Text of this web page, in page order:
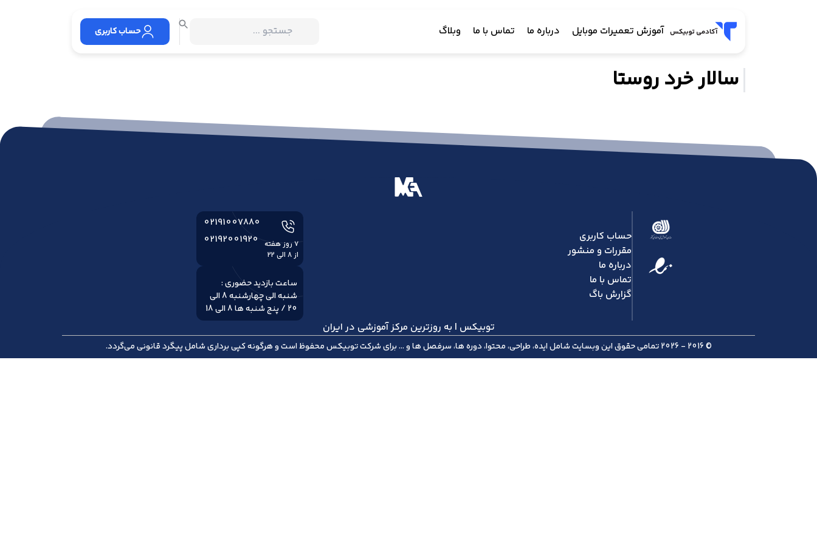
آموزش تعمیرات موبایل درباره ما تماس با ما وبلاگ حساب کاربری
سالار خرد روستا
حساب کاربری
مقررات و منشور
درباره ما
تماس با ما
گزارش باگ
02191007880
02192001920
۷ روز هفته
از 8 الی 22
ساعت بازدید حضوری :
شنبه الی چهارشنبه 8 الی
20 / پنج شنبه ها 8 الی 18
توبیکس | به روزترین مرکز آموزشی در ایران
© 2016 - 2026 تمامی حقوق این وبسایت شامل ایده، طراحی، محتوا، دوره ها، سرفصل ها و ... برای شرکت توبیکسمحفوظ است و هرگونه کپی برداری شامل پیگرد قانونی می‌گردد.